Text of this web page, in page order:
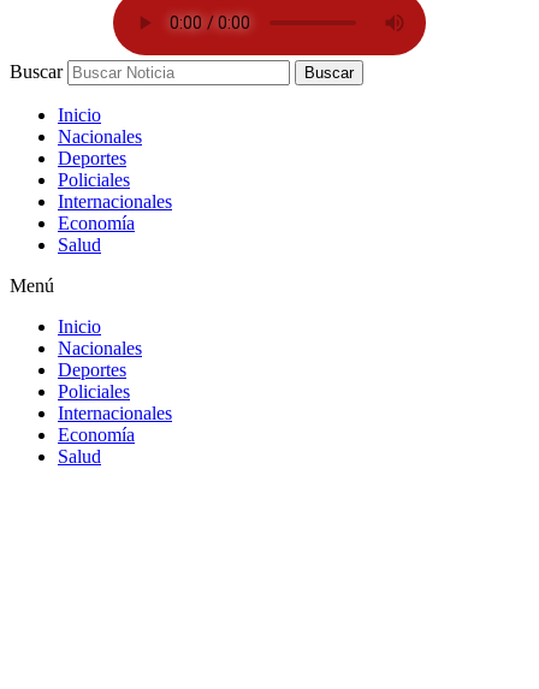
Buscar Buscar
Inicio
Nacionales
Deportes
Policiales
Internacionales
Economía
Salud
Menú
Inicio
Nacionales
Deportes
Policiales
Internacionales
Economía
Salud